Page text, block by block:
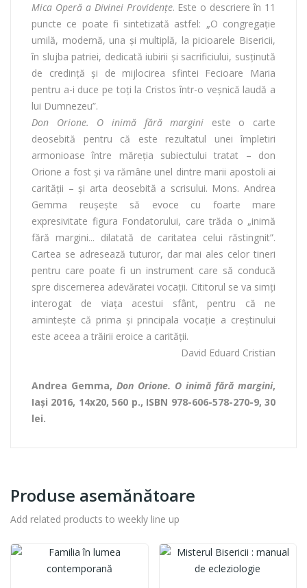
Mica Operă a Divinei Providențe. Este o descriere în 11
puncte ce poate fi sintetizată astfel: „O congregație
umilă, modernă, una și multiplă, la picioarele Bisericii,
în slujba patriei, dedicată iubirii și sacrificiului, susținută
de credință și de mijlocirea sfintei Fecioare Maria
pentru a-i duce pe toți la Cristos într-o veșnică laudă a
lui Dumnezeu”.
Don Orione. O inimă fără margini este o carte
deosebită pentru că este rezultatul unei împletiri
armonioase între măreția subiectului tratat – don
Orione a fost și va rămâne unel dintre marii apostoli ai
carității – și arta deosebită a scrisului. Mons. Andrea
Gemma reușește să evoce cu foarte mare
expresivitate figura Fondatorului, care trăda o „inimă
fără margini... dilatată de caritatea celui răstingnit”.
Cartea se adresează tuturor, dar mai ales celor tineri
pentru care poate fi un instrument care să conducă
spre discernerea adevăratei vocații. Cititorul se va simți
interogat de viața acestui sfânt, pentru că ne
amintește că prima și principala vocație a creștinului
este aceea a trăirii eroice a carității.
David Eduard Cristian
Andrea Gemma, Don Orione. O inimă fără margini,
Iași 2016, 14x20, 560 p., ISBN 978-606-578-270-9, 30
lei.
Produse asemănătoare
Add related products to weekly line up